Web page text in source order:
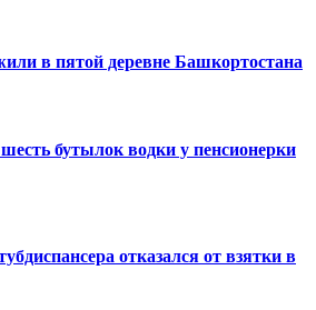
в пятой деревне Башкортостана
бутылок водки у пенсионерки
отказался от взятки в